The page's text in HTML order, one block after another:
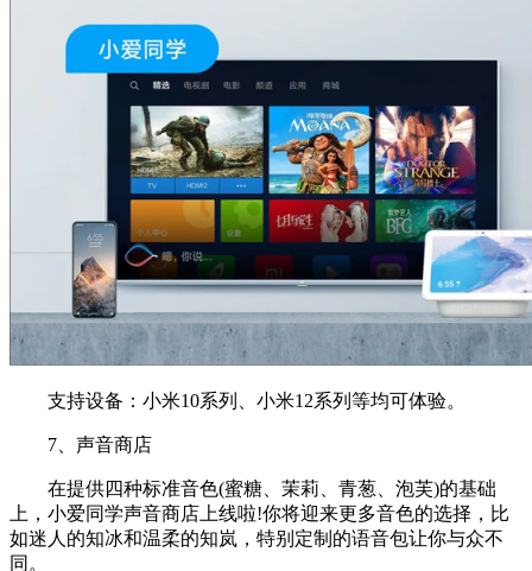
支持设备：小米10系列、小米12系列等均可体验。
7、声音商店
在提供四种标准音色(蜜糖、茉莉、青葱、泡芙)的基础
上，小爱同学声音商店上线啦!你将迎来更多音色的选择，比
如迷人的知冰和温柔的知岚，特别定制的语音包让你与众不
同。